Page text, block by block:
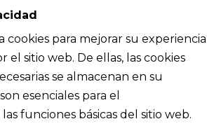
cookies para mejorar su experiencia
el sitio web. De ellas, las cookies
se almacenan en su
esenciales para el
funciones básicas del sitio web.